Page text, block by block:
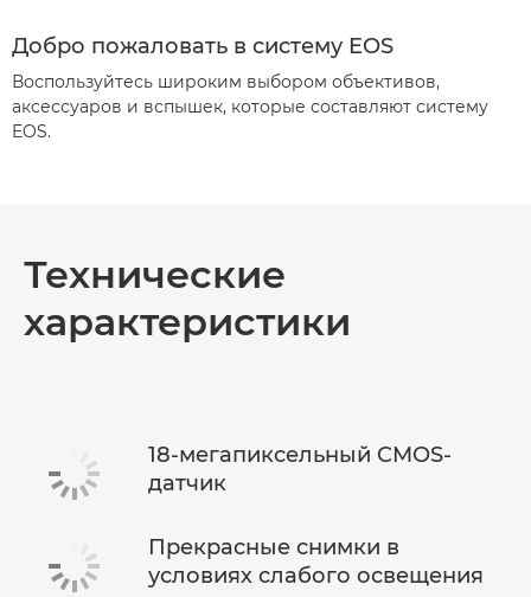
Добро пожаловать в систему EOS
Воспользуйтесь широким выбором объективов,
аксессуаров и вспышек, которые составляют систему
EOS.
Технические
характеристики
18-мегапиксельный CMOS-
датчик
Прекрасные снимки в
условиях слабого освещения